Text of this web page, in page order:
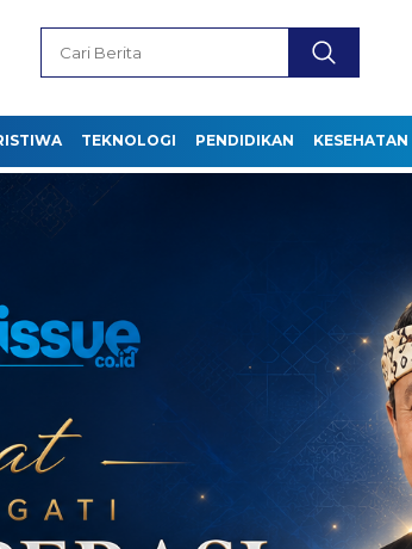
TEKNOLOGI PENDIDIKAN KESEHATAN